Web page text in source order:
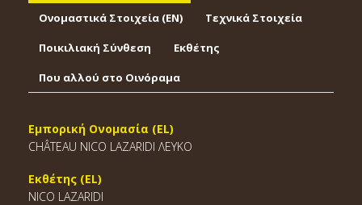
Ονομαστικά Στοιχεία (EΝ) Τεχνικά Στοιχεία
Ποικιλιακή Σύνθεση Εκθέτης
Που αλλού στο Οινόραμα
Εμπορική Ονομασία (EL)
CHÂTEAU ΝICO LAZARIDI ΛΕΥΚΟ
Εκθέτης (EL)
NICO LAZARIDI